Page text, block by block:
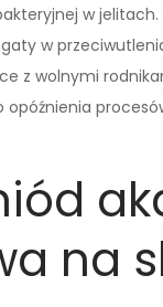
w
w
z wolnymi
opóźnienia
na